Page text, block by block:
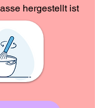
hergestellt ist